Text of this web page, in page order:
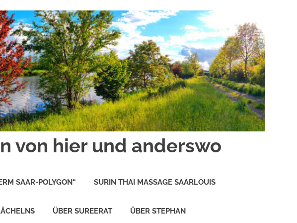
von hier und anderswo
SAAR-POLYGON“ SURIN THAI MASSAGE SAARLOUIS
ÜBER SUREERAT ÜBER STEPHAN